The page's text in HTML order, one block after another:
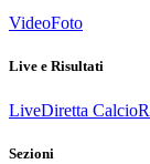
VideoFoto
Live e Risultati
LiveDiretta Calcio
Sezioni